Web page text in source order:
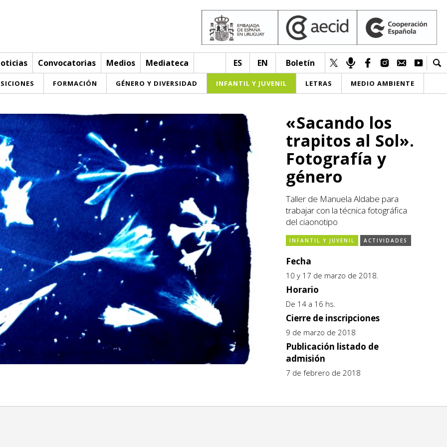
Convocatorias Medios Mediateca ES EN Boletín
FORMACIÓN GÉNERO Y DIVERSIDAD INFANTIL Y JUVENIL LETRAS MEDIO AMBIENTE
«Sacando los
trapitos al Sol».
Fotografía y
género
Taller de Manuela Aldabe para
trabajar con la técnica fotográfica
del ciaonotipo
INFANTIL Y JUVENIL ACTIVIDADES
Fecha
10 y 17 de marzo de 2018.
Horario
De 14 a 16 hs.
Cierre de inscripciones
9 de marzo de 2018
Publicación listado de
admisión
7 de febrero de 2018